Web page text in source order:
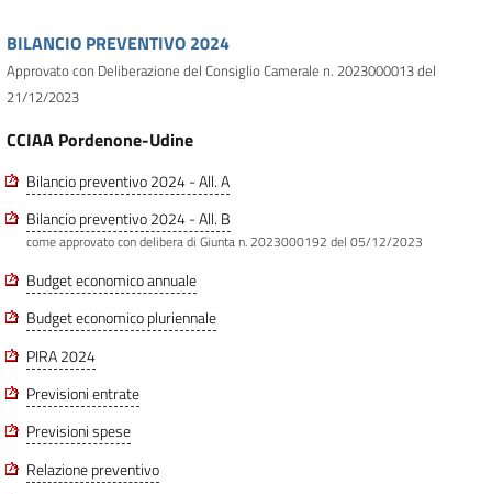
BILANCIO PREVENTIVO 2024
Approvato con Deliberazione del Consiglio Camerale n. 2023000013 del
21/12/2023
CCIAA Pordenone-Udine
Bilancio preventivo 2024 - All. A
Bilancio preventivo 2024 - All. B
come approvato con delibera di Giunta n. 2023000192 del 05/12/2023
Budget economico annuale
Budget economico pluriennale
PIRA 2024
Previsioni entrate
Previsioni spese
Relazione preventivo